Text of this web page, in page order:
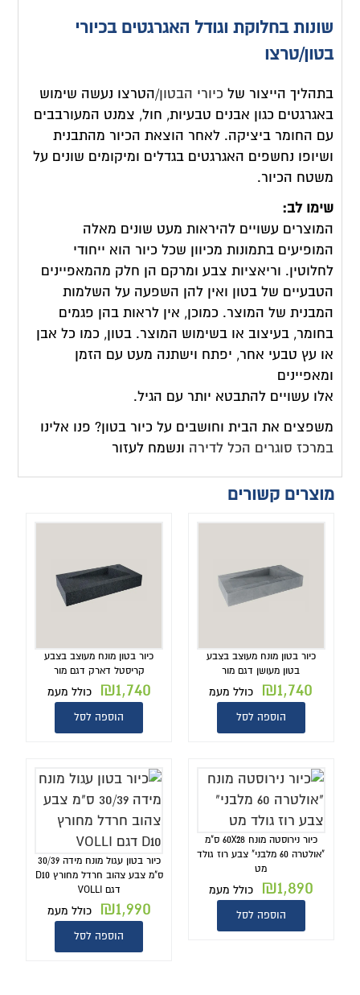
שונות בחלוקת וגודל האגרגטים בכיורי
בטון/טרצו
בתהליך הייצור של כיורי הבטון/הטרצו נעשה שימוש
באגרגטים כגון אבנים טבעיות, חול, צמנט המעורבבים
עם החומר ביציקה. לאחר הוצאת הכיור מהתבנית
ושיופו נחשפים האגרגטים בגדלים ומיקומים שונים על
משטח הכיור.
שימו לב:
המוצרים עשויים להיראות מעט שונים מאלה
המופיעים בתמונות מכיוון שכל כיור הוא ייחודי
לחלוטין. וריאציות צבע ומרקם הן חלק מהמאפיינים
הטבעיים של בטון ואין להן השפעה על השלמות
המבנית של המוצר. כמוכן, אין לראות בהן פגמים
בחומר, בעיצוב או בשימוש המוצר. בטון, כמו כל אבן
או עץ טבעי אחר, יפתח וישתנה מעט עם הזמן
ומאפיינים
אלו עשויים להתבטא יותר עם הגיל.
משפצים את הבית וחושבים על כיור בטון? פנו אלינו
במרכז סוגרים הכל לדירה ונשמח לעזור
מוצרים קשורים
כיור בטון מונח מעוצב בצבע
בטון מעושן דגם מור
₪1,740 כולל מעמ
הוספה לסל
כיור בטון מונח מעוצב בצבע
קריסטל דארק דגם מור
₪1,740 כולל מעמ
הוספה לסל
כיור נירוסטה מונח 60X28 ס"מ
"אולטרה 60 מלבני" צבע רוז גולד
מט
₪1,890 כולל מעמ
הוספה לסל
כיור בטון עגול מונח מידה 30/39
ס"מ צבע צהוב חרדל מחורץ D10
דגם VOLLI
₪1,990 כולל מעמ
הוספה לסל